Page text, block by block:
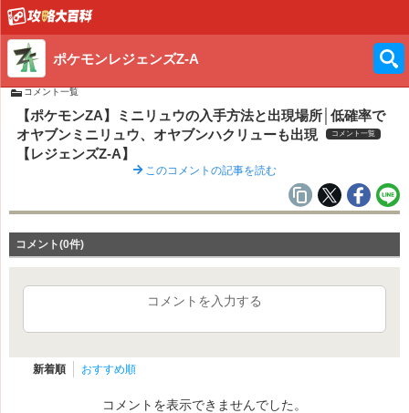
ポケモンレジェンズZ-A
コメント一覧
【ポケモンZA】ミニリュウの入手方法と出現場所│低確率で
オヤブンミニリュウ、オヤブンハクリューも出現
コメント一覧
【レジェンズZ-A】
このコメントの記事を読む
コメント(0件)
コメントを入力する
新着順 おすすめ順
コメントを表示できませんでした。